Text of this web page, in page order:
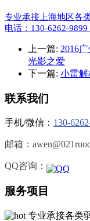
专业承接上海地区各
电话：130-6262-9899
上一篇: 2016
光影之爱
下一篇: 小雷
联系我们
手机/微信： 130-
邮箱：
QQ咨询：
服务项目
专业承接各类